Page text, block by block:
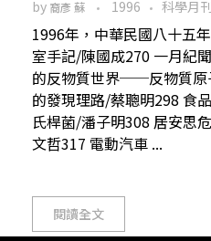
by 裔彥 蘇 1996 科學月刊
1996年，中華民國八十五
室手記/陳國成270 一月紀
的反物質世界──反物質原
的發現理路/蔡聰明298 食
氏桿菌/潘子明308 居安
文哲317 電動汽車 ...
閱讀全文